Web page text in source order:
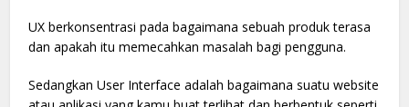
UX berkonsentrasi pada bagaimana sebuah produk terasa
dan apakah itu memecahkan masalah bagi pengguna.
Sedangkan User Interface adalah bagaimana suatu website